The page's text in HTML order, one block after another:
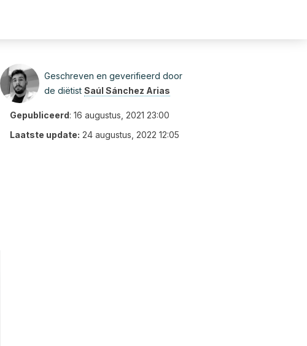
Geschreven en geverifieerd door
de diëtist Saúl Sánchez Arias
Gepubliceerd: 16 augustus, 2021 23:00
Laatste update: 24 augustus, 2022 12:05